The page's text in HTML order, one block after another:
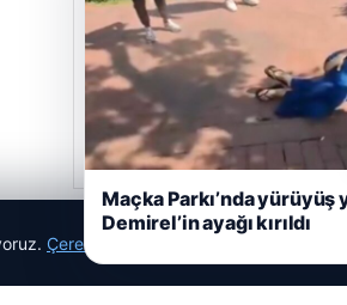
Hastaş Beton
26/05/2026
Çerez Politikamız
Maçka Parkı’nda yürüyüş
Demirel’in ayağı kırıldı